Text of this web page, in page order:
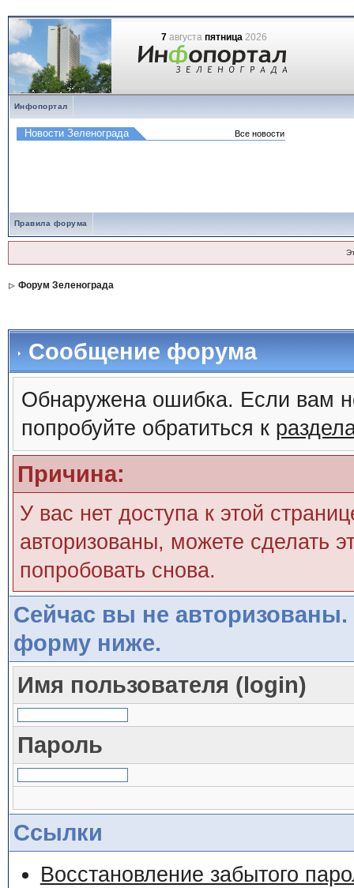
7августа пятница2026
Инфопортал
Правила форума
Форум Зеленограда
Сообщение форума
Обнаружена ошибка. Если вам
попробуйте обратиться к
Причина:
У вас нет доступа к этой
авторизованы, можете сделать
попробовать снова.
Сейчас вы не авторизованы.
форму ниже.
Имя пользователя (login)
Пароль
Ссылки
Восстановление забытого